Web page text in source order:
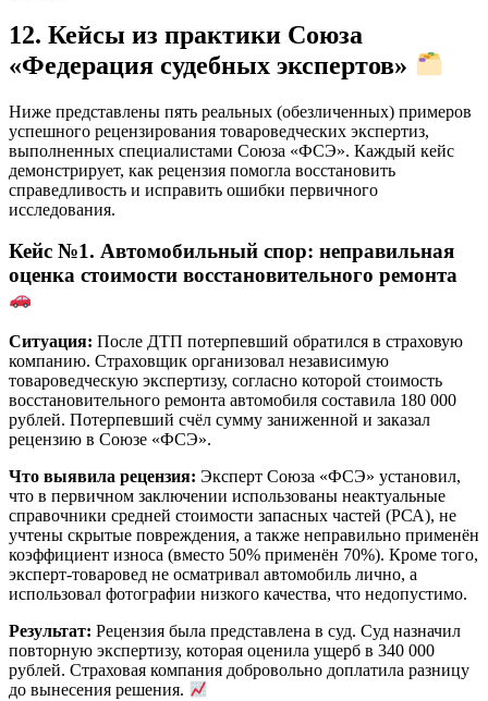
12. Кейсы из практики Союза
«Федерация судебных экспертов»
Ниже представлены пять реальных (обезличенных) примеров
успешного рецензирования товароведческих экспертиз,
выполненных специалистами Союза «ФСЭ». Каждый кейс
демонстрирует, как рецензия помогла восстановить
справедливость и исправить ошибки первичного
исследования.
Кейс №1. Автомобильный спор: неправильная
оценка стоимости восстановительного ремонта
Ситуация: После ДТП потерпевший обратился в страховую
компанию. Страховщик организовал независимую
товароведческую экспертизу, согласно которой стоимость
восстановительного ремонта автомобиля составила 180 000
рублей. Потерпевший счёл сумму заниженной и заказал
рецензию в Союзе «ФСЭ».
Что выявила рецензия: Эксперт Союза «ФСЭ» установил,
что в первичном заключении использованы неактуальные
справочники средней стоимости запасных частей (РСА), не
учтены скрытые повреждения, а также неправильно применён
коэффициент износа (вместо 50% применён 70%). Кроме того,
эксперт-товаровед не осматривал автомобиль лично, а
использовал фотографии низкого качества, что недопустимо.
Результат: Рецензия была представлена в суд. Суд назначил
повторную экспертизу, которая оценила ущерб в 340 000
рублей. Страховая компания добровольно доплатила разницу
до вынесения решения.